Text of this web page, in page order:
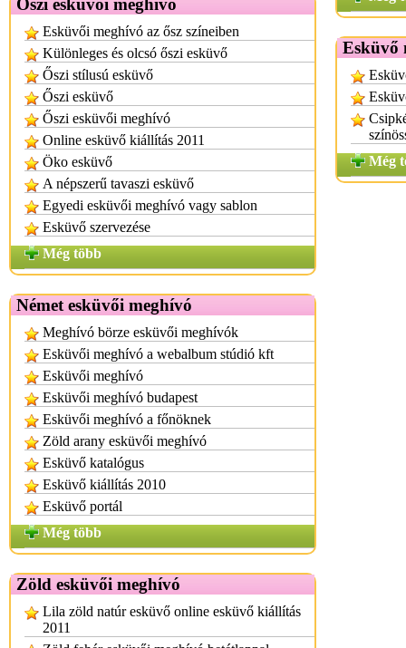
Őszi esküvői meghívó
Esküvői meghívó az ősz színeiben
Különleges és olcsó őszi esküvő
Őszi stílusú esküvő
Őszi esküvő
Őszi esküvői meghívó
Online esküvő kiállítás 2011
Öko esküvő
A népszerű tavaszi esküvő
Egyedi esküvői meghívó vagy sablon
Esküvő szervezése
Még több
Német esküvői meghívó
Meghívó börze esküvői meghívók
Esküvői meghívó a webalbum stúdió kft
Esküvői meghívó
Esküvői meghívó budapest
Esküvői meghívó a főnöknek
Zöld arany esküvői meghívó
Esküvő katalógus
Esküvő kiállítás 2010
Esküvő portál
Még több
Zöld esküvői meghívó
Lila zöld natúr esküvő online esküvő kiállítás
2011
Esküvő
Még